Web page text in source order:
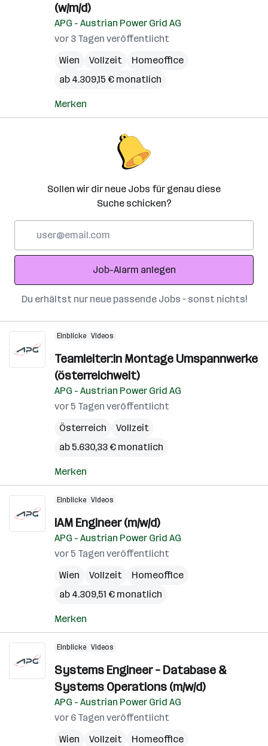
(w/m/d)
APG - Austrian Power Grid AG
vor 3 Tagen veröffentlicht
Wien
Vollzeit
Homeoffice
ab 4.309,15 € monatlich
Merken
Sollen wir dir neue Jobs für genau diese
Suche schicken?
Adresse
Job-Alarm anlegen
Du erhältst nur neue passende Jobs – sonst nichts!
Einblicke Videos
Teamleiter:in Montage Umspannwerke
(österreichweit)
APG - Austrian Power Grid AG
vor 5 Tagen veröffentlicht
Österreich
Vollzeit
ab 5.630,33 € monatlich
Merken
Einblicke Videos
IAM Engineer (m/w/d)
APG - Austrian Power Grid AG
vor 5 Tagen veröffentlicht
Wien
Vollzeit
Homeoffice
ab 4.309,51 € monatlich
Merken
Einblicke Videos
Systems Engineer – Database &
Systems Operations (m/w/d)
APG - Austrian Power Grid AG
vor 6 Tagen veröffentlicht
Wien
Vollzeit Homeoffice